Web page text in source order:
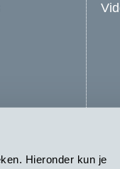
Hieronder kun je